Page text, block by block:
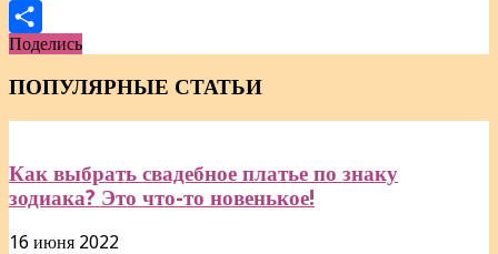
Viber
Отправить
Поделись
ПОПУЛЯРНЫЕ СТАТЬИ
Как выбрать свадебное платье по знаку
зодиака? Это что-то новенькое!
16 июня 2022